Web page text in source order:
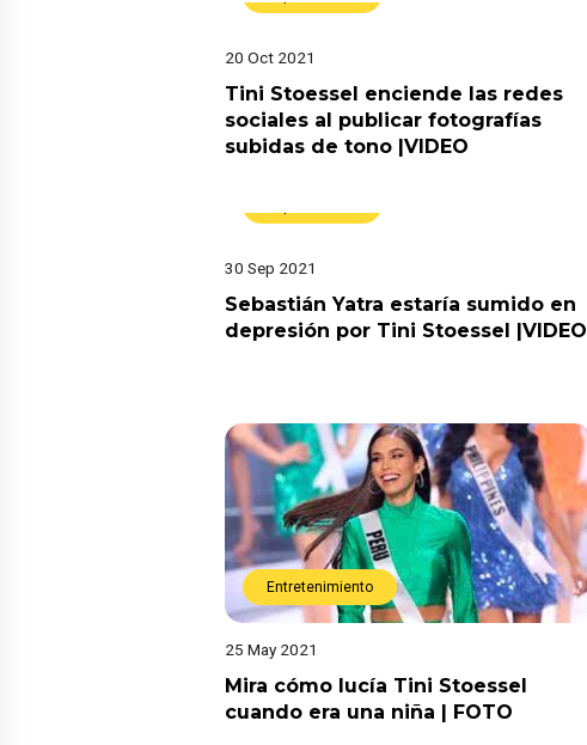
20 Oct 2021
Tini Stoessel enciende las redes
sociales al publicar fotografías
subidas de tono |VIDEO
30 Sep 2021
Sebastián Yatra estaría sumido en
depresión por Tini Stoessel |VIDEO
Entretenimiento
25 May 2021
Mira cómo lucía Tini Stoessel
cuando era una niña | FOTO